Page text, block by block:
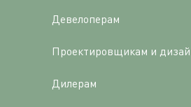
Девелоперам
Проектировщикам и
Дилерам